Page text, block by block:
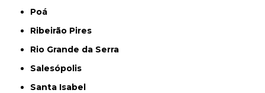
Poá
Ribeirão Pires
Rio Grande da Serra
Salesópolis
Santa Isabel